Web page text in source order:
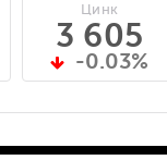
Цинк
3 605
-0.03%